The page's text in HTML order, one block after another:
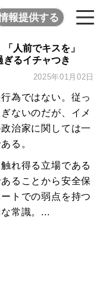
報提供する
「人前でキスを」
ぎるイチャつき
2025年01月02日
為ではない。従っ
ないのだが、イメ
治家に関しては一
る。
れ得る立場である
ることから安全保
トでの弱点を持つ
常識。...